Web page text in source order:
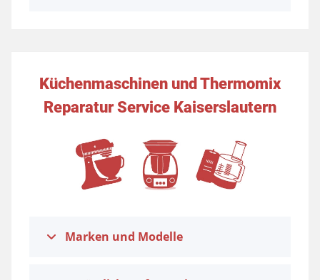
Küchenmaschinen und Thermomix
Reparatur Service Kaiserslautern
Marken und Modelle